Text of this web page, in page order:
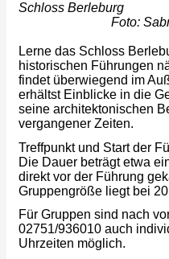
Schloss Berleburg
Foto:
Lerne das Schloss
historischen Führungen
findet überwiegend im
erhältst Einblicke in die
seine architektonischen
vergangener Zeiten.
Treffpunkt und Start der
Die Dauer beträgt etwa
direkt vor der Führung
Gruppengröße liegt bei
Für Gruppen sind nach
02751/936010 auch
Uhrzeiten möglich.